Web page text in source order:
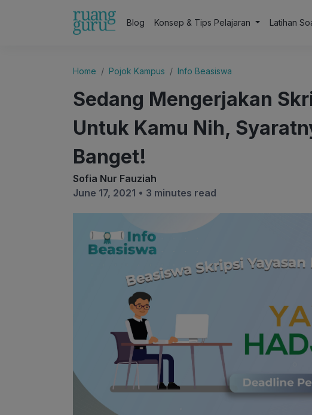
Blog Konsep & Tips Pelajaran Latihan
Home Pojok Kampus Info Beasiswa
Sedang Mengerjakan
Untuk Kamu Nih,
Banget!
Sofia Nur Fauziah
June 17, 2021 • 3 minutes read